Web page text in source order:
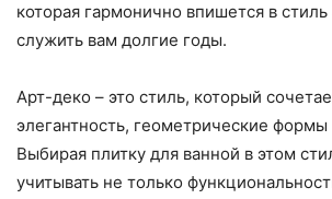
которая гармонично впишется в
служить вам долгие годы.
Арт-деко – это стиль, который
элегантность, геометрические
Выбирая плитку для ванной в этом
учитывать не только